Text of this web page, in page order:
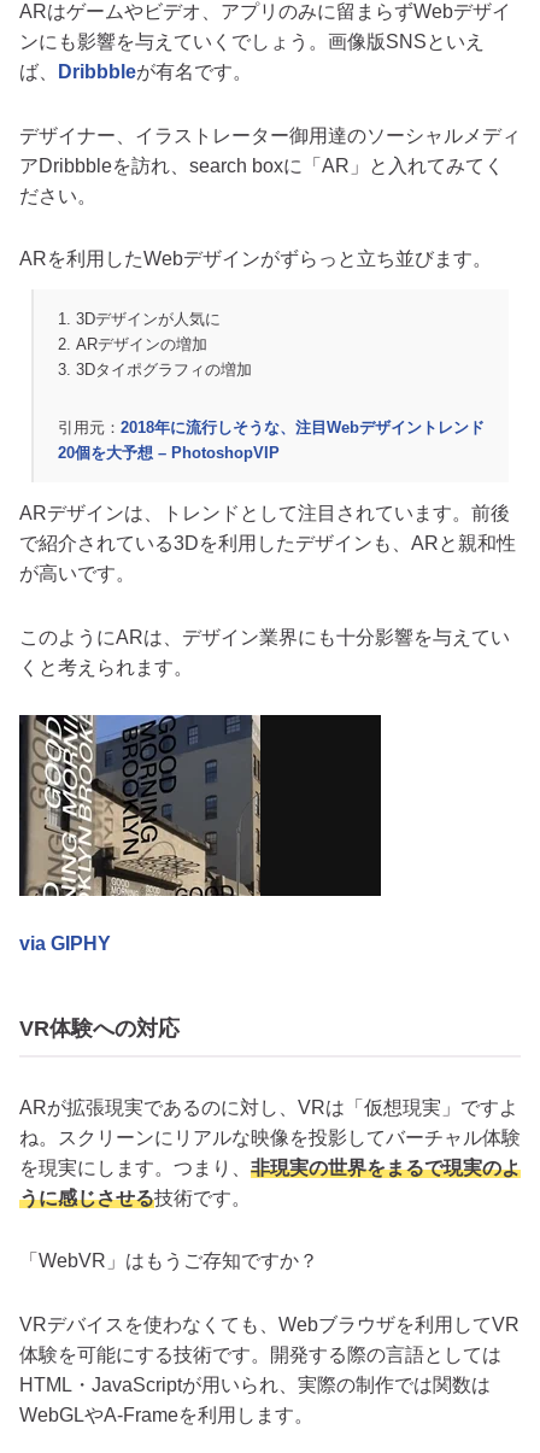
ARはゲームやビデオ、アプリのみに留まらずWebデザイ
ンにも影響を与えていくでしょう。画像版SNSといえ
ば、
Dribbbleが有名です。
デザイナー、イラストレーター御用達のソーシャルメディ
アDribbbleを訪れ、search boxに「AR」と入れてみてく
ださい。
ARを利用したWebデザインがずらっと立ち並びます。
1. 3Dデザインが人気に
2. ARデザインの増加
3. 3Dタイポグラフィの増加
引用元： 2018年に流行しそうな、注目Webデザイントレンド
20個を大予想 – PhotoshopVIP
ARデザインは、トレンドとして注目されています。前後
で紹介されている3Dを利用したデザインも、ARと親和性
が高いです。
このようにARは、デザイン業界にも十分影響を与えてい
くと考えられます。
via GIPHY
VR体験への対応
ARが拡張現実であるのに対し、VRは「仮想現実」ですよ
ね。スクリーンにリアルな映像を投影してバーチャル体験
を現実にします。つまり、 非現実の世界をまるで現実のよ
うに感じさせる技術です。
「WebVR」はもうご存知ですか？
VRデバイスを使わなくても、Webブラウザを利用してVR
体験を可能にする技術です。開発する際の言語としては
HTML・JavaScriptが用いられ、実際の制作では関数は
WebGLやA-Frameを利用します。